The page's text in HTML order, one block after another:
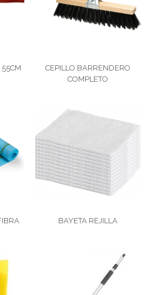
CEPILLO BARRENDERO
COMPLETO
BAYETA REJILLA